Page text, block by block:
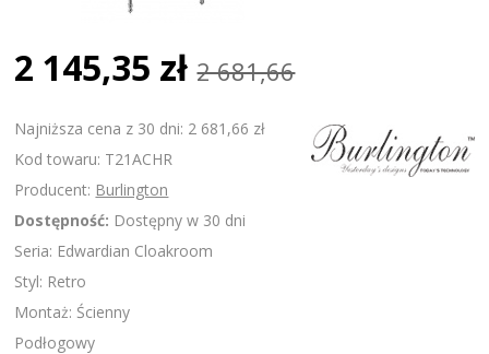
2 145,35 zł 2 681,66
Najniższa cena z 30 dni: 2 681,66 zł
Kod towaru: T21ACHR
Producent: Burlington
Dostępność: Dostępny w 30 dni
Seria: Edwardian Cloakroom
Styl: Retro
Montaż: Ścienny
Podłogowy